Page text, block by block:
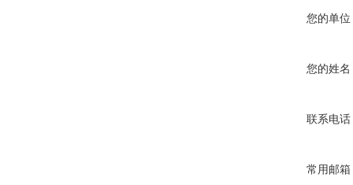
您的单位
您的姓名
联系电话
常用邮箱